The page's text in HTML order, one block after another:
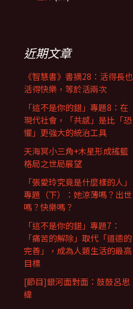
近期文章
《智慧書》書摘28：活得長也
活得快樂，等於活兩次
「這不是你的錯」專題8：在
現代社會，「共感」是比「恐
懼」更強大的統治工具
天海冥小三角+木星形成搖籃
格局之世局展望
「張愛玲究竟是什麼樣的人」
專題（下）：她涼薄嗎？出世
嗎？快樂嗎？
「這不是你的錯」專題7：
「痛苦的解除」取代「道德的
完善」，成為人類生活的最高
目標
[節目]銀河面對面：鼓鼓呂思
緯